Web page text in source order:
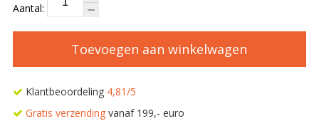
Aantal:
Toevoegen aan winkelwagen
Klantbeoordeling 4,81/5
Gratis verzendingvanaf 199,- euro